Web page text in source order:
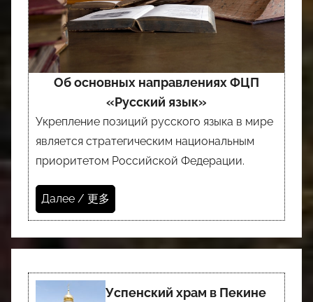
Об основных направлениях ФЦП
«Русский язык»
Укрепление позиций русского языка в мире
является стратегическим национальным
приоритетом Российской Федерации.
Далее / 更多
Успенский храм в Пекине